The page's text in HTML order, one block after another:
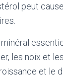
peut
les noix et
et le